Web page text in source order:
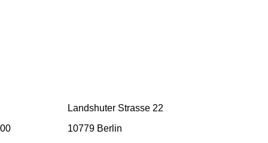
Landshuter Strasse 22
10779 Berlin